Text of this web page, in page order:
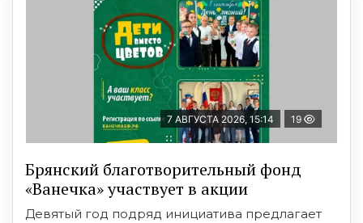
7 АВГУСТА 2026, 15:14 19
Брянский благотворительный фонд
«Ванечка» участвует в акции
Девятый год подряд инициатива предлагает